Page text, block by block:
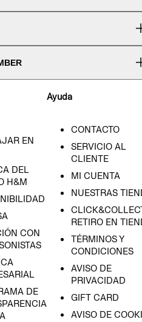
EN
DEL
H&M
CON
DE
Ayuda
CONTACTO
SERVICIO AL
CLIENTE
MI CUENTA
NUESTRAS
RETIRO EN
TÉRMINOS Y
CONDICIONES
AVISO DE
PRIVACIDAD
GIFT CARD
AVISO DE